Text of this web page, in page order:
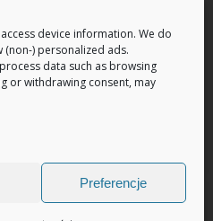
device information. We do
) personalized ads.
data such as browsing
or withdrawing consent, may
Preferencje
sklepu w internecie?
Sprzedaż w intrenecie wiąże się z kilkoma czynnikami które wpływają na ilość zamówień. Załóżmy, że d...